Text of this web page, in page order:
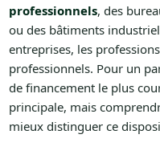
professionnels, des
ou des bâtiments
entreprises, les
professionnels. Pour un
de financement le plus
principale, mais
mieux distinguer ce